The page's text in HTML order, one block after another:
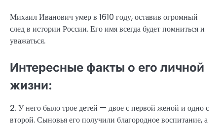
Михаил Иванович умер в 1610 году, оставив огромный
след в истории России. Его имя всегда будет помниться и
уважаться.
Интересные факты о его личной
жизни:
2. У него было трое детей — двое с первой женой и одно с
второй. Сыновья его получили благородное воспитание, а